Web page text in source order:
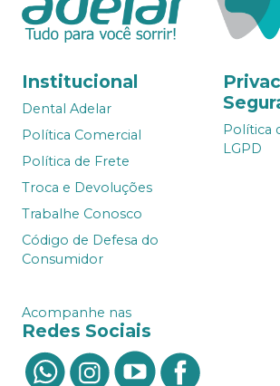
Institucional
Dental Adelar
Política Comercial
Política de Frete
Troca e Devoluções
Trabalhe Conosco
Código de Defesa do
Consumidor
Política
LGPD
Acompanhe nas
Redes Sociais